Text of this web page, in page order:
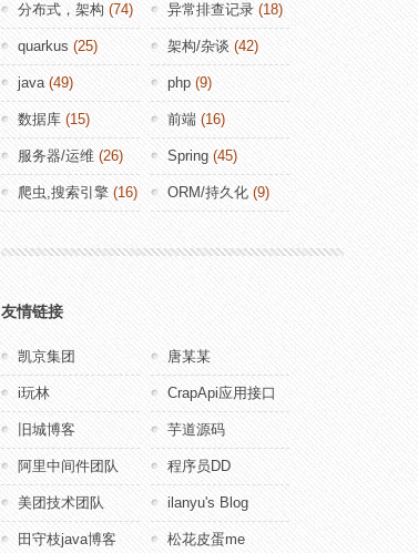
分布式，架构 (74) 异常排查记录 (18)
quarkus (25) 架构/杂谈 (42)
java(49) php (9)
数据库 (15) 前端 (16)
服务器/运维 (26) Spring (45)
爬虫,搜索引擎 (16) ORM/持久化 (9)
友情链接
凯京集团 唐某某
i玩林 CrapApi应用接口
旧城博客 芋道源码
阿里中间件团队 程序员DD
美团技术团队 ilanyu's Blog
田守枝java博客 松花皮蛋me